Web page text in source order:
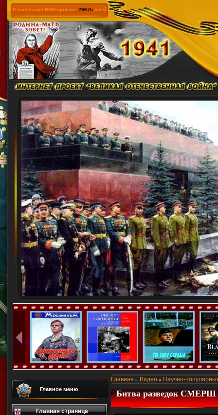
С окончания ВОВ прошло: 29675 дней
Главное меню
Главная страница
Главная » Видео » Научно-
Битва разведок СМЕРШ